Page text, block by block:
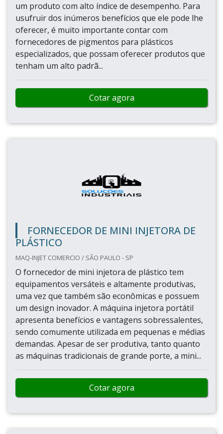
um produto com alto índice de desempenho. Para
usufruir dos inúmeros benefícios que ele pode lhe
oferecer, é muito importante contar com
fornecedores de pigmentos para plásticos
especializados, que possam oferecer produtos que
tenham um alto padrã...
Cotar agora
FORNECEDOR DE MINI INJETORA DE
PLÁSTICO
MAQ-INJET COMERCIO / SÃO PAULO - SP
O fornecedor de mini injetora de plástico tem
equipamentos versáteis e altamente produtivas,
uma vez que também são econômicas e possuem
um design inovador. A máquina injetora portátil
apresenta benefícios e vantagens sobressalentes,
sendo comumente utilizada em pequenas e médias
demandas. Apesar de ser produtiva, tanto quanto
as máquinas tradicionais de grande porte, a mini...
Cotar agora